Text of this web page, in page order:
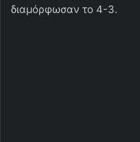
διαμόρφωσαν το 4-3.